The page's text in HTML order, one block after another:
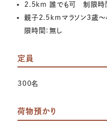
2.5km 誰でも可 制限時
親子2.5kmマラソン3歳
限時間：無し
定員
300名
荷物預かり